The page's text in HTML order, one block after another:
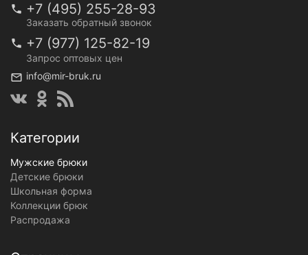
+7 (495) 255-28-93
Заказать обратный звонок
+7 (977) 125-82-19
Запрос оптовых цен
info@mir-bruk.ru
Категории
Мужские брюки
Детские брюки
Школьная форма
Коллекции брюк
Распродажа